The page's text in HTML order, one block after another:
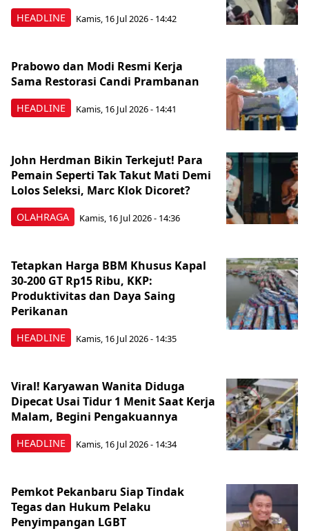
HEADLINE Kamis, 16 Jul 2026 - 14:42
HEADLINE
Prabowo dan Modi Resmi Kerja
Sama Restorasi Candi Prambanan
Kamis, 16 Jul 2026 - 14:41
OLAHRAGA
John Herdman Bikin Terkejut! Para
Pemain Seperti Tak Takut Mati Demi
Lolos Seleksi, Marc Klok Dicoret?
Kamis, 16 Jul 2026 - 14:36
HEADLINE
Tetapkan Harga BBM Khusus Kapal
30-200 GT Rp15 Ribu, KKP:
Produktivitas dan Daya Saing
Perikanan
Kamis, 16 Jul 2026 - 14:35
HEADLINE
Viral! Karyawan Wanita Diduga
Dipecat Usai Tidur 1 Menit Saat Kerja
Malam, Begini Pengakuannya
Kamis, 16 Jul 2026 - 14:34
Pemkot Pekanbaru Siap Tindak
Tegas dan Hukum Pelaku
Penyimpangan LGBT